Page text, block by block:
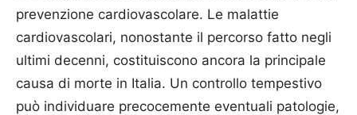
prevenzione cardiovascolare. Le malattie
cardiovascolari, nonostante il percorso fatto negli
ultimi decenni, costituiscono ancora la principale
causa di morte in Italia. Un controllo tempestivo
può individuare precocemente eventuali patologie,